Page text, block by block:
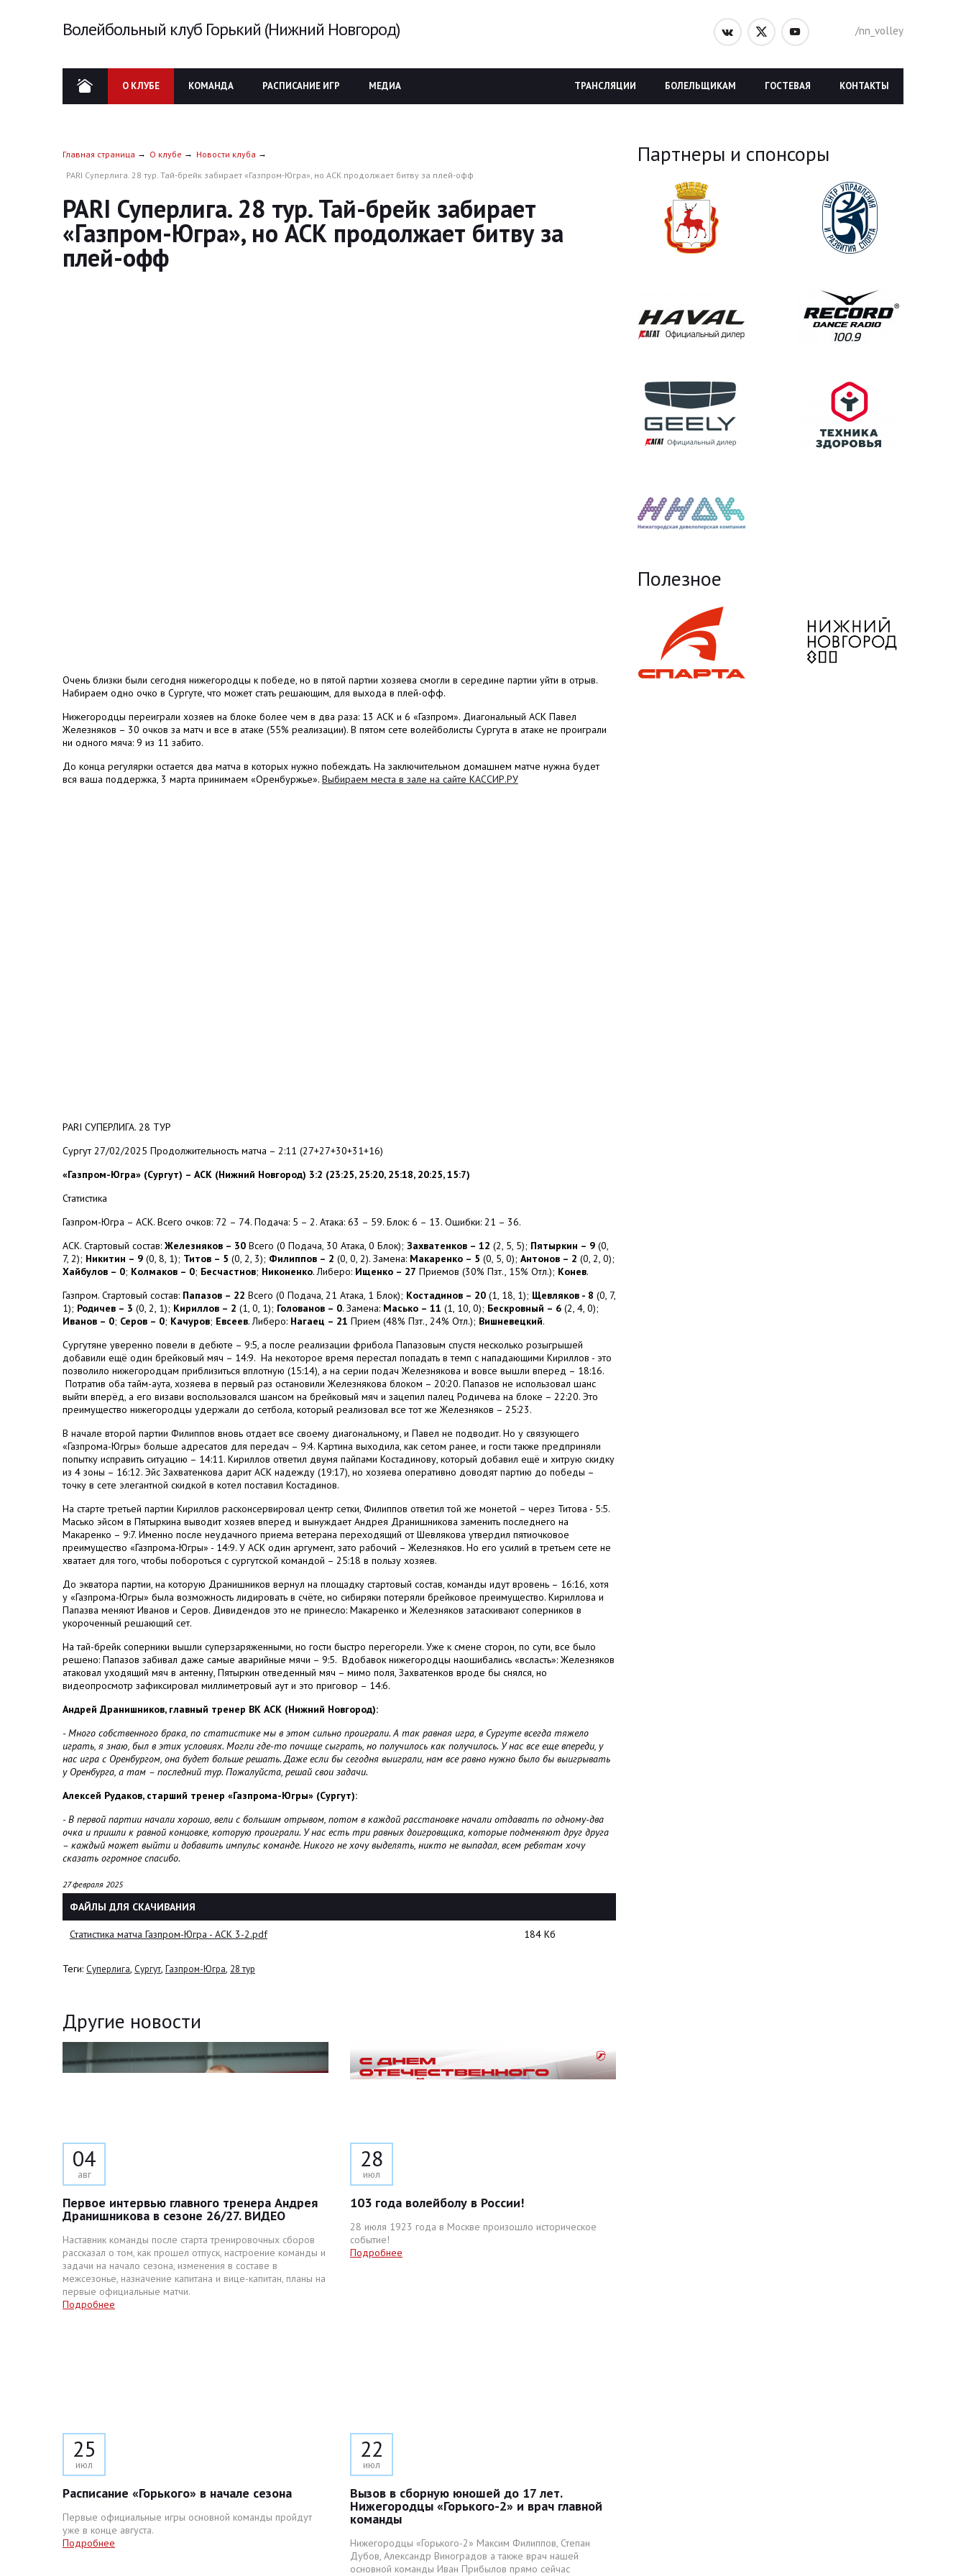
Волейбольный клуб Горький (Нижний Новгород) /nn_volley
О КЛУБЕ КОМАНДА РАСПИСАНИЕ ИГР МЕДИА КОНТАКТЫ
ГОСТЕВАЯ
БОЛЕЛЬЩИКАМ
ТРАНСЛЯЦИИ
Главная страница О клубе
Новости клуба
PARI Суперлига. 28 тур. Тай-брейк забирает «Газпром-Югра», но АСК продолжает битву за плей-офф
PARI Суперлига. 28 тур. Тай-брейк забирает
«Газпром-Югра», но АСК продолжает битву за
плей-офф
Очень близки были сегодня нижегородцы к победе, но в пятой партии хозяева смогли в середине партии уйти в отрыв.
Набираем одно очко в Сургуте, что может стать решающим, для выхода в плей-офф.
Нижегородцы переиграли хозяев на блоке более чем в два раза: 13 АСК и 6 «Газпром». Диагональный АСК Павел
Железняков – 30 очков за матч и все в атаке (55% реализации). В пятом сете волейболисты Сургута в атаке не проиграли
ни одного мяча: 9 из 11 забито.
До конца регулярки остается два матча в которых нужно побеждать. На заключительном домашнем матче нужна будет
вся ваша поддержка, 3 марта принимаем «Оренбуржье». Выбираем места в зале на сайте КАССИР.РУ
PARI СУПЕРЛИГА. 28 ТУР
Сургут 27/02/2025 Продолжительность матча – 2:11 (27+27+30+31+16)
«Газпром-Югра» (Сургут) – АСК (Нижний Новгород) 3:2 (23:25, 25:20, 25:18, 20:25, 15:7)
Статистика
Газпром-Югра – АСК. Всего очков: 72 – 74. Подача: 5 – 2. Атака: 63 – 59. Блок: 6 – 13. Ошибки: 21 – 36.
АСК. Стартовый состав: Железняков – 30 Всего (0 Подача, 30 Атака, 0 Блок); Захватенков – 12 (2, 5, 5); Пятыркин – 9 (0,
7, 2); Никитин – 9 (0, 8, 1); Титов – 5 (0, 2, 3); Филиппов – 2 (0, 0, 2). Замена: Макаренко – 5 (0, 5, 0); Антонов – 2 (0, 2, 0);
Хайбулов – 0; Колмаков – 0; Бесчастнов; Никоненко. Либеро: Ищенко – 27 Приемов (30% Пзт., 15% Отл.); Конев.
Газпром. Стартовый состав: Папазов – 22 Всего (0 Подача, 21 Атака, 1 Блок); Костадинов – 20 (1, 18, 1); Щевляков - 8 (0, 7,
1); Родичев – 3 (0, 2, 1); Кириллов – 2 (1, 0, 1); Голованов – 0. Замена: Масько – 11 (1, 10, 0); Бескровный – 6 (2, 4, 0);
Иванов – 0; Серов – 0; Качуров; Евсеев. Либеро: Нагаец – 21 Прием (48% Пзт., 24% Отл.); Вишневецкий.
Сургутяне уверенно повели в дебюте – 9:5, а после реализации фрибола Папазовым спустя несколько розыгрышей
добавили ещё один брейковый мяч – 14:9. На некоторое время перестал попадать в темп с нападающими Кириллов - это
позволило нижегородцам приблизиться вплотную (15:14), а на серии подач Железнякова и вовсе вышли вперед – 18:16.
Потратив оба тайм-аута, хозяева в первый раз остановили Железнякова блоком – 20:20. Папазов не использовал шанс
выйти вперёд, а его визави воспользовался шансом на брейковый мяч и зацепил палец Родичева на блоке – 22:20. Это
преимущество нижегородцы удержали до сетбола, который реализовал все тот же Железняков – 25:23.
В начале второй партии Филиппов вновь отдает все своему диагональному, и Павел не подводит. Но у связующего
«Газпрома-Югры» больше адресатов для передач – 9:4. Картина выходила, как сетом ранее, и гости также предприняли
попытку исправить ситуацию – 14:11. Кириллов ответил двумя пайпами Костадинову, который добавил ещё и хитрую скидку
из 4 зоны – 16:12. Эйс Захватенкова дарит АСК надежду (19:17), но хозяева оперативно доводят партию до победы –
точку в сете элегантной скидкой в котел поставил Костадинов.
На старте третьей партии Кириллов расконсервировал центр сетки, Филиппов ответил той же монетой – через Титова - 5:5.
Масько эйсом в Пятыркина выводит хозяев вперед и вынуждает Андрея Дранишникова заменить последнего на
Макаренко – 9:7. Именно после неудачного приема ветерана переходящий от Шевлякова утвердил пятиочковое
преимущество «Газпрома-Югры» - 14:9. У АСК один аргумент, зато рабочий – Железняков. Но его усилий в третьем сете не
хватает для того, чтобы побороться с сургутской командой – 25:18 в пользу хозяев.
До экватора партии, на которую Дранишников вернул на площадку стартовый состав, команды идут вровень – 16:16, хотя
у «Газпрома-Югры» была возможность лидировать в счёте, но сибиряки потеряли брейковое преимущество. Кириллова и
Папазва меняют Иванов и Серов. Дивидендов это не принесло: Макаренко и Железняков затаскивают соперников в
укороченный решающий сет.
На тай-брейк соперники вышли суперзаряженными, но гости быстро перегорели. Уже к смене сторон, по сути, все было
решено: Папазов забивал даже самые аварийные мячи – 9:5. Вдобавок нижегородцы наошибались «всласть»: Железняков
атаковал уходящий мяч в антенну, Пятыркин отведенный мяч – мимо поля, Захватенков вроде бы снялся, но
видеопросмотр зафиксировал миллиметровый аут и это приговор – 14:6.
Андрей Дранишников, главный тренер ВК АСК (Нижний Новгород):
- Много собственного брака, по статистике мы в этом сильно проиграли. А так равная игра, в Сургуте всегда тяжело
играть, я знаю, был в этих условиях. Могли где-то почище сыграть, но получилось как получилось. У нас все еще впереди, у
нас игра с Оренбургом, она будет больше решать. Даже если бы сегодня выиграли, нам все равно нужно было бы выигрывать
у Оренбурга, а там – последний тур. Пожалуйста, решай свои задачи.
Алексей Рудаков, старший тренер «Газпрома-Югры» (Сургут):
- В первой партии начали хорошо, вели с большим отрывом, потом в каждой расстановке начали отдавать по одному-два
очка и пришли к равной концовке, которую проиграли. У нас есть три равных доигровщика, которые подменяют друг друга
– каждый может выйти и добавить импульс команде. Никого не хочу выделять, никто не выпадал, всем ребятам хочу
сказать огромное спасибо.
27 февраля 2025
ФАЙЛЫ ДЛЯ СКАЧИВАНИЯ
Статистика матча Газпром-Югра - АСК 3-2.pdf 184 Кб
Теги: Суперлига, Сургут, Газпром-Югра, 28 тур
Другие новости
04
авг
Первое интервью главного тренера Андрея
Дранишникова в сезоне 26/27. ВИДЕО
Наставник команды после старта тренировочных сборов
рассказал о том, как прошел отпуск, настроение команды и
задачи на начало сезона, изменения в составе в
межсезонье, назначение капитана и вице-капитан, планы на
первые официальные матчи.
Подробнее
28
июл
103 года волейболу в России!
28 июля 1923 года в Москве произошло историческое
событие!
Подробнее
25
июл
Расписание «Горького» в начале сезона
Первые официальные игры основной команды пройдут
уже в конце августа.
Подробнее
22
июл
Вызов в сборную юношей до 17 лет.
Нижегородцы «Горького-2» и врач главной
команды
Нижегородцы «Горького-2» Максим Филиппов, Степан
Дубов, Александр Виноградов а также врач нашей
основной команды Иван Прибылов прямо сейчас
Партнеры и спонсоры
Полезное